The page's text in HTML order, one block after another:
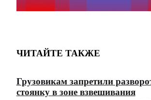
ЧИТАЙТЕ ТАКЖЕ
Грузовикам запретили
стоянку в зоне взвешивания